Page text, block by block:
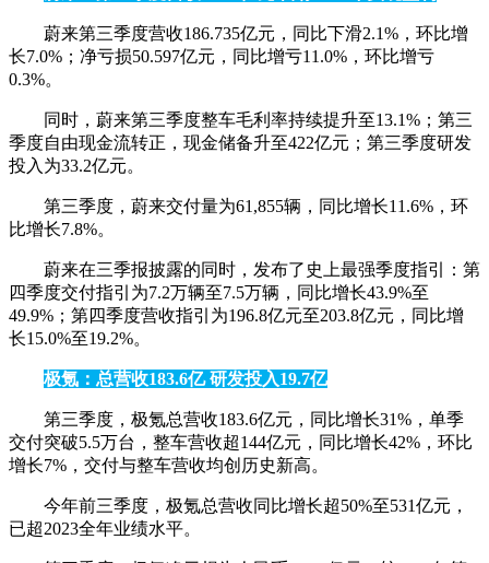
蔚来第三季度营收186.735亿元，同比下滑2.1%，环比增
长7.0%；净亏损50.597亿元，同比增亏11.0%，环比增亏
0.3%。
同时，蔚来第三季度整车毛利率持续提升至13.1%；第三
季度自由现金流转正，现金储备升至422亿元；第三季度研发
投入为33.2亿元。
第三季度，蔚来交付量为61,855辆，同比增长11.6%，环
比增长7.8%。
蔚来在三季报披露的同时，发布了史上最强季度指引：第
四季度交付指引为7.2万辆至7.5万辆，同比增长43.9%至
49.9%；第四季度营收指引为196.8亿元至203.8亿元，同比增
长15.0%至19.2%。
极氪：总营收183.6亿 研发投入19.7亿
第三季度，极氪总营收183.6亿元，同比增长31%，单季
交付突破5.5万台，整车营收超144亿元，同比增长42%，环比
增长7%，交付与整车营收均创历史新高。
今年前三季度，极氪总营收同比增长超50%至531亿元，
已超2023全年业绩水平。